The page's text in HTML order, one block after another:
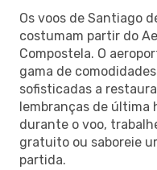
Os voos de Santiago
costumam partir do
Compostela. O
gama de
sofisticadas a
lembranças de última
durante o voo,
gratuito ou saboreie
partida.